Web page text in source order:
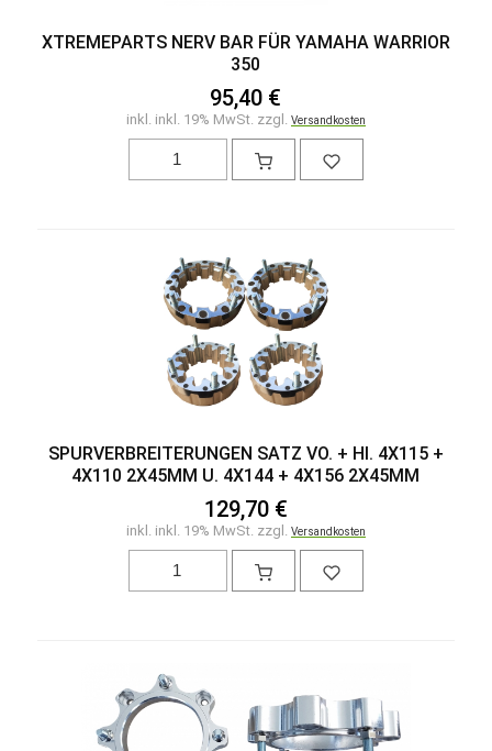
XTREMEPARTS NERV BAR FÜR YAMAHA WARRIOR
350
95,40 €
inkl. inkl. 19% MwSt. zzgl. Versandkosten
SPURVERBREITERUNGEN SATZ VO. + HI. 4X115 +
4X110 2X45MM U. 4X144 + 4X156 2X45MM
129,70 €
inkl. inkl. 19% MwSt. zzgl. Versandkosten